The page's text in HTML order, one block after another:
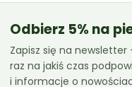
Odbierz 5% na
Zapisz się na
raz na jakiś czas
i informacje o